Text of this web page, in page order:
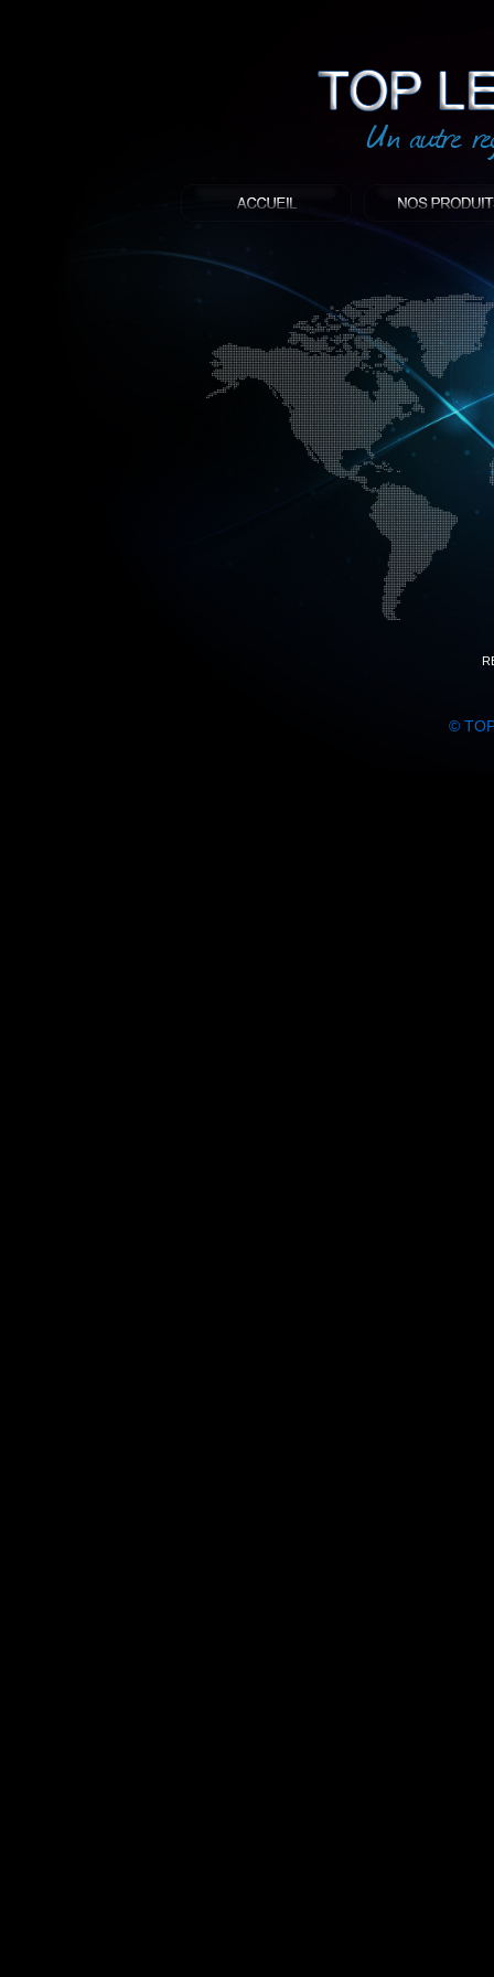
©
: Top led world
Produit décoratif led
Objet publicitaire led
éclairage blanc led
Enseigne publicitaire
Fabriquant et distributeur français
gamme à base de LED.
led, Topledworld, top led world, top
économie énergie, edf, lumière,